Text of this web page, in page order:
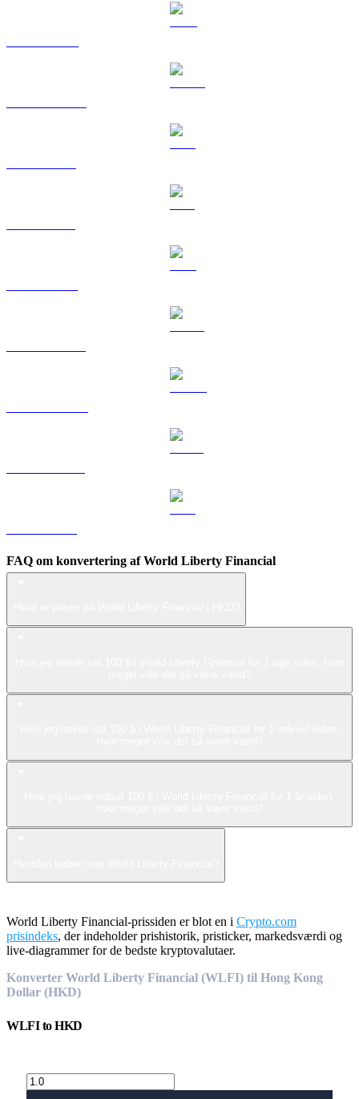
FAQ om konvertering af World Liberty Financial
World Liberty Financial-prissiden er blot en i Crypto.com
prisindeks, der indeholder prishistorik, pristicker, markedsværdi og
live-diagrammer for de bedste kryptovalutaer.
Konverter World Liberty Financial (WLFI) til Hong Kong
Dollar (HKD)
WLFItoHKD